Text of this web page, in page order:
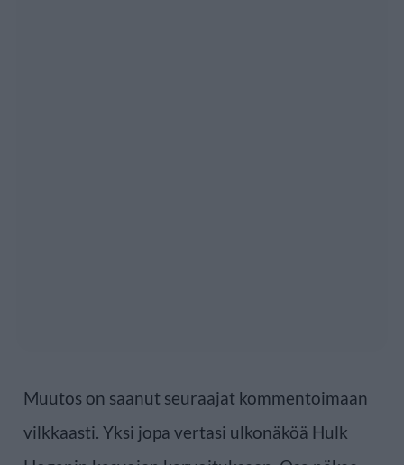
Muutos on saanut seuraajat kommentoimaan
vilkkaasti. Yksi jopa vertasi ulkonäköä Hulk